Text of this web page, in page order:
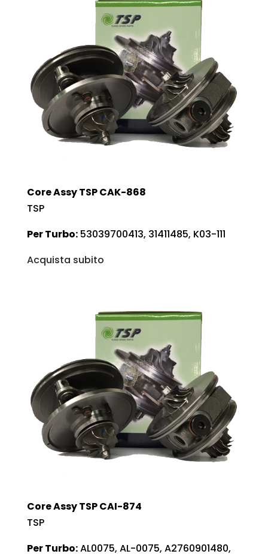
Core Assy TSP CAK-868
TSP
Per Turbo:53039700413, 31411485, K03-111
Acquista subito
Core Assy TSP CAI-874
TSP
Per Turbo:AL0075, AL-0075, A2760901480,